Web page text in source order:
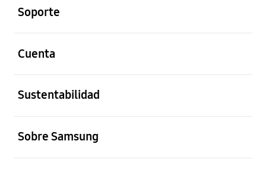
Soporte
Cuenta
Sustentabilidad
Sobre Samsung